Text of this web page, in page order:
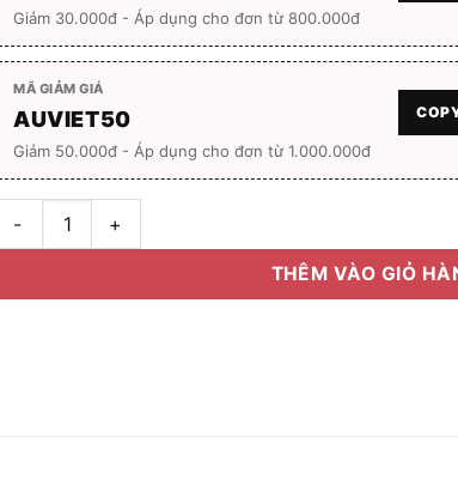
Giảm 30.000đ - Áp dụng cho đơn từ 800.000đ
MÃ GIẢM GIÁ
AUVIET50
Giảm 50.000đ - Áp dụng cho đơn từ 1.000.000đ
Gọng kính Jaecer LeCoultre J-27057 Full box số lượng
THÊM VÀO GIỎ